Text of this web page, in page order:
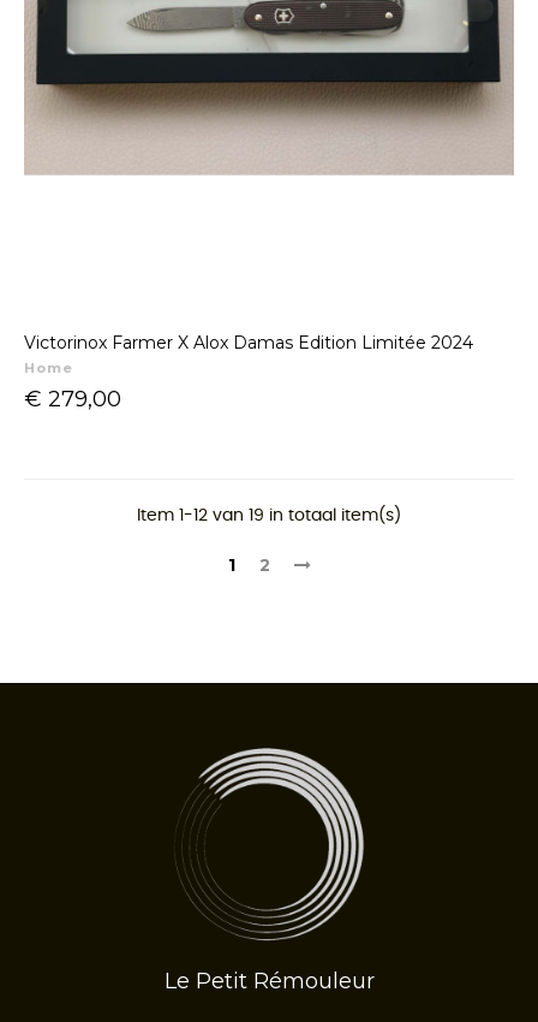
Victorinox Farmer X Alox Damas Edition Limitée 2024
Home
Prijs
€ 279,00
Item 1-12 van 19 in totaal item(s)
1 2
Le Petit Rémouleur